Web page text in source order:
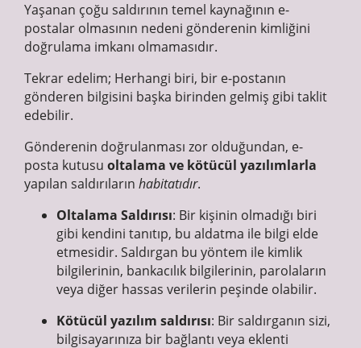
Yaşanan çoğu saldırının temel kaynağının e-
postalar olmasının nedeni gönderenin kimliğini
doğrulama imkanı olmamasıdır.
Tekrar edelim; Herhangi biri, bir e-postanın
gönderen bilgisini başka birinden gelmiş gibi taklit
edebilir.
Gönderenin doğrulanması zor olduğundan, e-
posta kutusu oltalama ve kötücül yazılımlarla
yapılan saldırıların habitatıdır.
Oltalama Saldırısı: Bir kişinin olmadığı biri
gibi kendini tanıtıp, bu aldatma ile bilgi elde
etmesidir. Saldırgan bu yöntem ile kimlik
bilgilerinin, bankacılık bilgilerinin, parolaların
veya diğer hassas verilerin peşinde olabilir.
Kötücül yazılım saldırısı: Bir saldırganın sizi,
bilgisayarınıza bir bağlantı veya eklenti